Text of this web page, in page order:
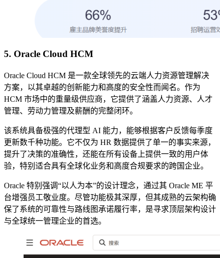
5. Oracle Cloud HCM
Oracle Cloud HCM 是一款全球领先的云端人力资源管理解决
方案，以其卓越的创新能力和高度的安全性而闻名。作为
HCM 市场中的重量级供应商，它提供了涵盖人力资源、人才
管理、劳动力管理及薪酬的完整闭环。
该系统具备极强的代理型 AI 能力，能够根据客户反馈每季度
更新数千种功能。它不仅为 HR 数据提供了单一的事实来源，
提升了决策的准确性，还能在所有设备上提供一致的用户体
验，特别适合具有全球化业务和高度合规要求的跨国企业。
Oracle 特别强调“以人为本”的设计理念，通过其 Oracle ME 平
台增强员工敬业度。尽管功能极其深厚，但其成熟的云架构确
保了系统的可靠性与路线图承诺履行率，是寻求顶层架构设计
与全球统一管理企业的首选。